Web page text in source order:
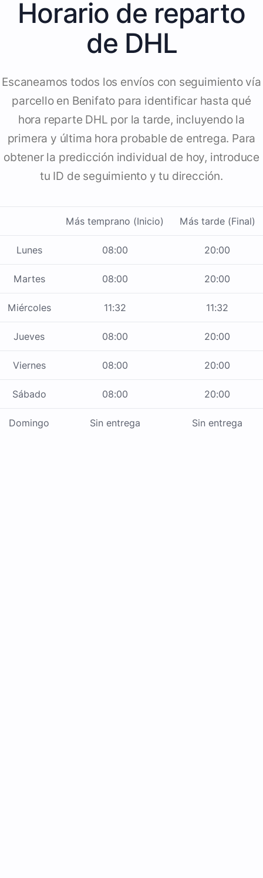
Horario de reparto
de DHL
Escaneamos todos los envíos con seguimiento vía
parcello en Benifato para identificar hasta qué
hora reparte DHL por la tarde, incluyendo la
primera y última hora probable de entrega. Para
obtener la predicción individual de hoy, introduce
tu ID de seguimiento y tu dirección.
Más temprano (Inicio) Más tarde (Final)
Lunes 08:00 20:00
Martes 08:00 20:00
Miércoles 11:32 11:32
Jueves 08:00 20:00
Viernes 08:00 20:00
Sábado 08:00 20:00
Domingo Sin entrega Sin entrega